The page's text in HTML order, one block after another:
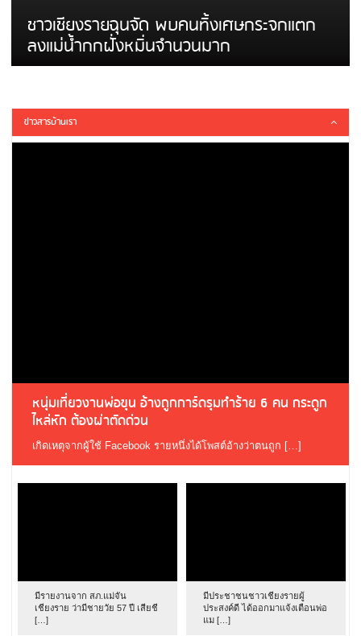
ชาวเชียงรายฉุนจัด พบคนทิ้งเศษกระจกแตก
ลงแม่น้ำกกฝั่งหมิ่นจำนวนมาก
ข่าวสารบ้านเรา
หนุ่มเที่ยวงานพ่อขุน อ้างถูกการ์ดรุมทำร้าย 6 คน กระดูก
ไหล่หัก ต้องผ่าตัดด่วน
เกิดเหตุจากผู้ใช้ Facebook รายหนึ่งได้โพสต์อ้างว่าตนถูก […]
มีรายงานจาก สภ.แม่จัน
เชียงราย ว่ามีชายวัย 57 ปี เสียชี
[…]
มีประชาชนชาวเชียงรายผู้
ประสงค์ดี ได้ออกมาแจ้งเตือนพ่อ
แม […]